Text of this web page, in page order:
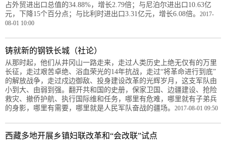
占外贸进出口总值的34.88%，增长2.79倍；与尼泊尔进出口10.63亿
元，下降15个百分点；与比利时进出口3.31亿元，增长6.08倍。 2017-
08-01 10:00
铸就新的钢铁长城（社论）
从那时起，他们从井冈山一路走来，走过人类历史上绝无仅有的万里
长征，走过艰苦卓绝、浴血荣光的14年抗战，走过“将革命进行到底”
的解放战争，走过戍边御敌、投身建设改革的光辉岁月，这支军队由
小到大、由弱到强。翻开共和国的史册，保家卫国、边疆建设、抢险
救灾、撤侨护航、执行国际维和任务，哪里有危难，哪里就有子弟兵
的身影，哪里有需要，哪里就是人民军队奋战的疆场。 2017-08-01 09:50
西藏多地开展乡镇妇联改革和“会改联”试点